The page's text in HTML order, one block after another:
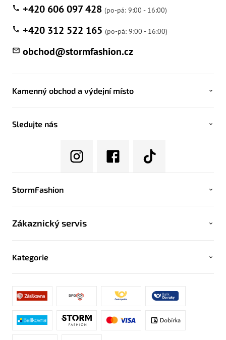
obchod@stormfashion.cz
+420 606 097 428
+420 312 522 165
Kamenný obchod a výdejní místo
Sledujte nás
StormFashion
Zákaznický servis
Kategorie